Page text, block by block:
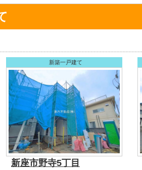
新築一戸建て
新座市野寺5丁目